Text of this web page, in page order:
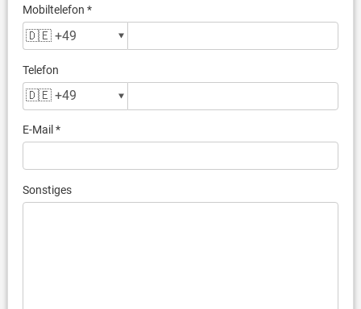
Mobiltelefon *
Telefon
E-Mail *
Sonstiges